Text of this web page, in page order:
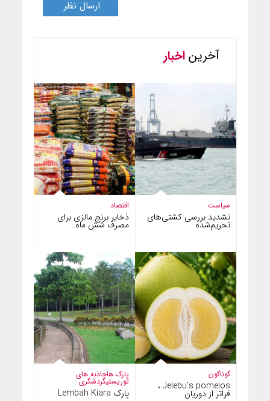
آخریناخبار
اقتصاد
ذخایر برنج مالزی برای
مصرف شش ماه…
سیاست
تشدید بررسی کشتی‌های
تحریم‌شده
پارک هاجاذبه های
توریستیگردشگری
پارک Lembah Kiara
گوناگون
Jelebu’s pomelos ،
فراتر از دوریان